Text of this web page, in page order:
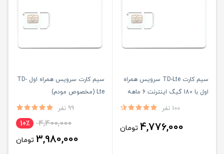
سیم کارت TD-Lte سرویس همراه
اول با 180 گیگ اینترنت 6 ماهه
(مخصوص مودم)
100 نفر
4,776,000 تومان
سیم کارت سرویس همراه اول TD-
Lte (مخصوص مودم)
99 نفر
4,400,000 10٪
3,980,000 تومان